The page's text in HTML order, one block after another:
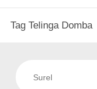
Tag Telinga Domba